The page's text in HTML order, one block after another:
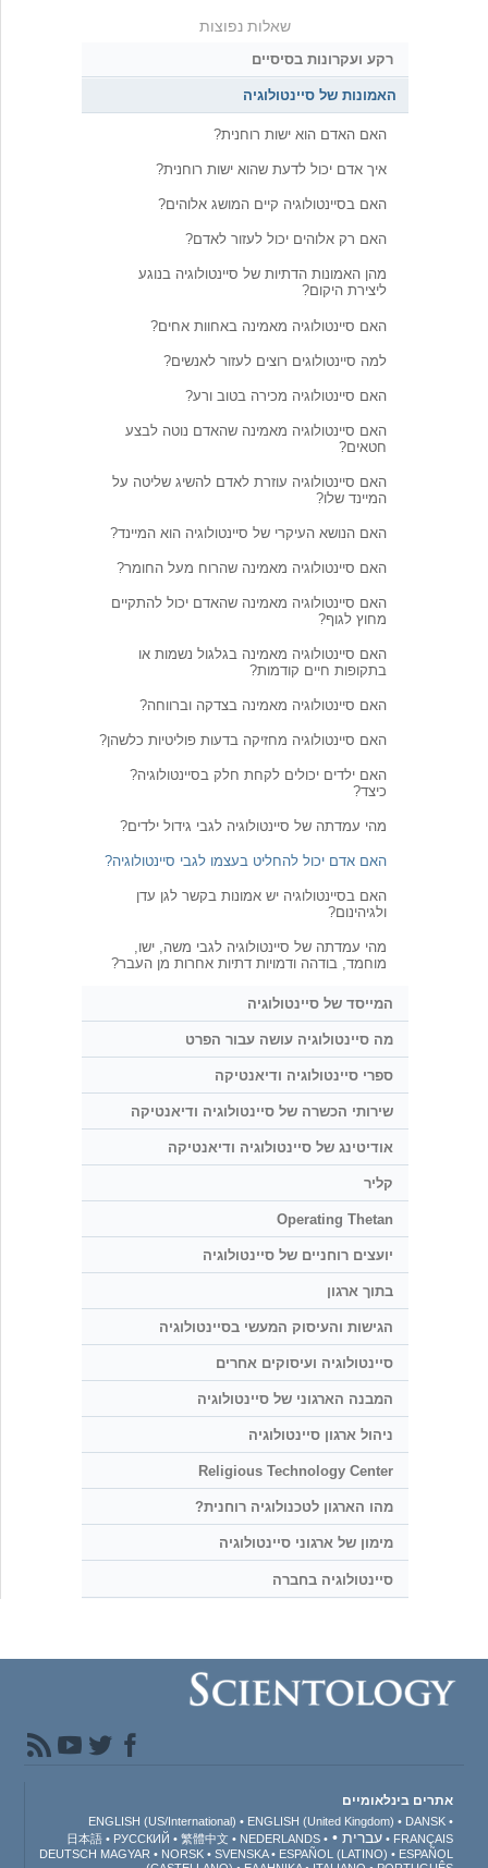
שאלות נפוצות
רקע ועקרונות בסיסיים
האמונות של סיינטולוגיה
האם האדם הוא ישות רוחנית?
איך אדם יכול לדעת שהוא ישות רוחנית?
האם בסיינטולוגיה קיים המושג אלוהים?
האם רק אלוהים יכול לעזור לאדם?
מהן האמונות הדתיות של סיינטולוגיה בנוגע
ליצירת היקום?
האם סיינטולוגיה מאמינה באחוות אחים?
למה סיינטולוגים רוצים לעזור לאנשים?
האם סיינטולוגיה מכירה בטוב ורע?
האם סיינטולוגיה מאמינה שהאדם נוטה לבצע
חטאים?
האם סיינטולוגיה עוזרת לאדם להשיג שליטה על
המיינד שלו?
האם הנושא העיקרי של סיינטולוגיה הוא המיינד?
האם סיינטולוגיה מאמינה שהרוח מעל החומר?
האם סיינטולוגיה מאמינה שהאדם יכול להתקיים
מחוץ לגוף?
האם סיינטולוגיה מאמינה בגלגול נשמות או
בתקופות חיים קודמות?
האם סיינטולוגיה מאמינה בצדקה וברווחה?
האם סיינטולוגיה מחזיקה בדעות פוליטיות כלשהן?
האם ילדים יכולים לקחת חלק בסיינטולוגיה?
כיצד?
מהי עמדתה של סיינטולוגיה לגבי גידול ילדים?
האם אדם יכול להחליט בעצמו לגבי סיינטולוגיה?
האם בסיינטולוגיה יש אמונות בקשר לגן עדן
ולגיהינום?
מהי עמדתה של סיינטולוגיה לגבי משה, ישו,
מוחמד, בודהה ודמויות דתיות אחרות מן העבר?
המייסד של סיינטולוגיה
מה סיינטולוגיה עושה עבור הפרט
ספרי סיינטולוגיה ודיאנטיקה
שירותי הכשרה של סיינטולוגיה ודיאנטיקה
אודיטינג של סיינטולוגיה ודיאנטיקה
קליר
Operating Thetan
יועצים רוחניים של סיינטולוגיה
בתוך ארגון
הגישות והעיסוק המעשי בסיינטולוגיה
סיינטולוגיה ועיסוקים אחרים
המבנה הארגוני של סיינטולוגיה
ניהול ארגון סיינטולוגיה
Religious Technology Center
מהו הארגון לטכנולוגיה רוחנית?
מימון של ארגוני סיינטולוגיה
סיינטולוגיה בחברה
אתרים בינלאומיים
ENGLISH (US/International) ENGLISH (United Kingdom)
DANSK
FRANÇAIS
עברית 日本語 РУССКИЙ 繁體中文
NEDERLANDS
DEUTSCH MAGYAR NORSK SVENSKA ESPAÑOL (LATINO)
ESPAÑOL